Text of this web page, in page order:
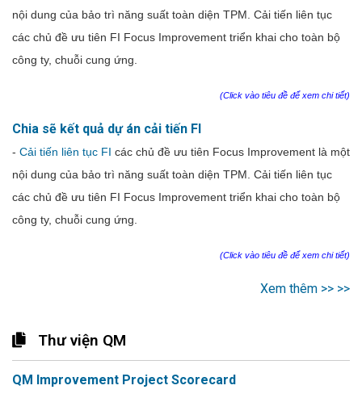
nội dung của bảo trì năng suất toàn diện TPM. Cải tiến liên tục
các chủ đề ưu tiên FI Focus Improvement triển khai cho toàn bộ
công ty, chuỗi cung ứng.
(Click vào tiêu đề để xem chi tiết)
Chia sẽ kết quả dự án cải tiến FI
- Cải tiến liên tục FI các chủ đề ưu tiên Focus Improvement là một
nội dung của bảo trì năng suất toàn diện TPM. Cải tiến liên tục
các chủ đề ưu tiên FI Focus Improvement triển khai cho toàn bộ
công ty, chuỗi cung ứng.
(Click vào tiêu đề để xem chi tiết)
Xem thêm >> >>
Thư viện QM
QM Improvement Project Scorecard